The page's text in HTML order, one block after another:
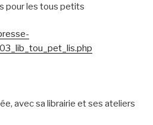
pour les tous petits
avec sa librairie et ses ateliers